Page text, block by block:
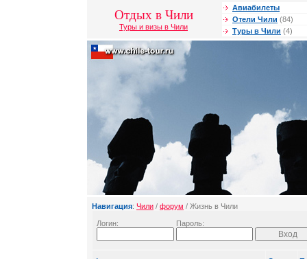
Отдых в Чили
Туры и визы в Чили
Авиабилеты
Отели Чили (84)
Туры в Чили (4)
Навигация: Чили / форум / Жизнь в Чили
Логин: Пароль: